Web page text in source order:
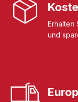
Erhalten
und